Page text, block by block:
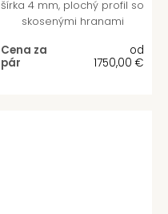
šírka 4 mm, plochý profil so
skosenými hranami
Cena za
pár
od
1750,00 €